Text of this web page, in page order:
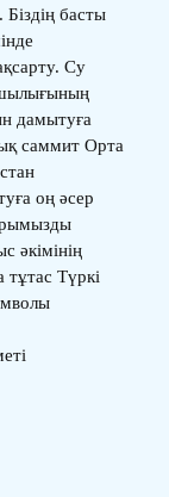
басты
Су
дамытуға
саммит Орта
оң әсер
әкімінің
Түркі